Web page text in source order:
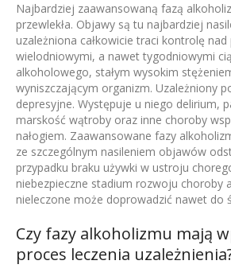
Najbardziej zaawansowaną fazą
przewlekła. Objawy są tu najbardziej
uzależniona całkowicie traci kontrolę
wielodniowymi, a nawet tygodniowymi
alkoholowego, stałym wysokim
wyniszczającym organizm. Uzależniony
depresyjne. Występuje u niego delirium,
marskość wątroby oraz inne choroby
nałogiem. Zaawansowane fazy
ze szczególnym nasileniem objawów
przypadku braku używki w ustroju
niebezpieczne stadium rozwoju choroby
nieleczone może doprowadzić nawet do
Czy fazy alkoholizmu mają
proces leczenia